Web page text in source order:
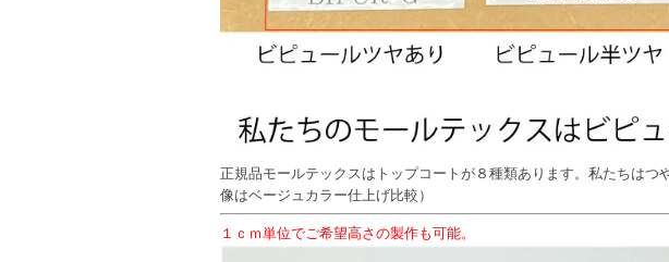
正規品モールテックスはトップコートが８種類あります。私たちは
像はベージュカラー仕上げ比較）
１ｃｍ単位でご希望高さの製作も可能。